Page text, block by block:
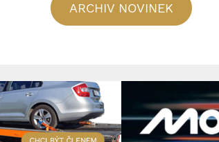
ARCHIV NOVINEK